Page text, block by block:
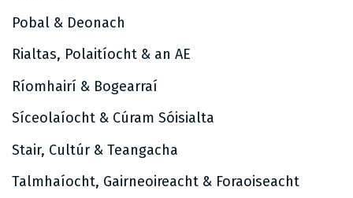
Pobal & Deonach
Rialtas, Polaitíocht & an AE
Ríomhairí & Bogearraí
Síceolaíocht & Cúram Sóisialta
Stair, Cultúr & Teangacha
Talmhaíocht, Gairneoireacht & Foraoiseacht